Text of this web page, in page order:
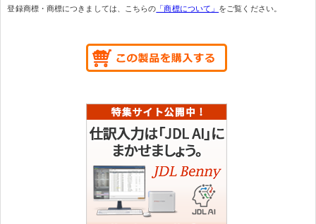
登録商標・商標につきましては、こちらの 「商標について」 をご覧ください。